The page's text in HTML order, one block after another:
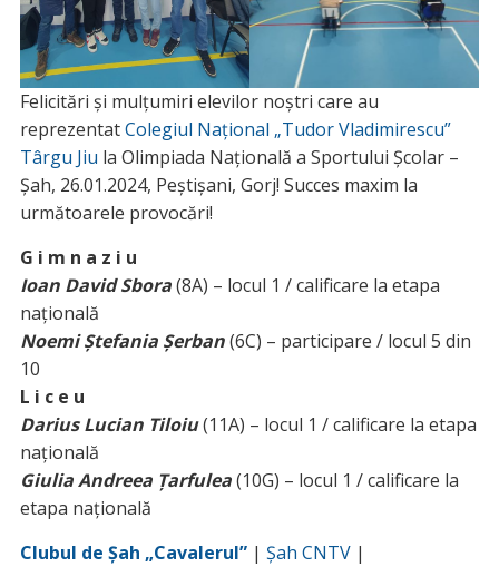
Felicitări și mulțumiri elevilor noștri care au
reprezentatColegiul Național „Tudor Vladimirescu”
Târgu Jiu la Olimpiada Națională a Sportului Școlar –
Șah, 26.01.2024, Peștișani, Gorj! Succes maxim la
următoarele provocări!
G i m n a z i u
Ioan David Sbora(8A) – locul 1 / calificare la etapa
națională
Noemi Ștefania Șerban(6C) – participare / locul 5 din
10
L i c e u
Darius Lucian Tiloiu(11A) – locul 1 / calificare la etapa
națională
Giulia Andreea Țarfulea(10G) – locul 1 / calificare la
etapa națională
Clubul de Șah „Cavalerul”| Șah CNTV|